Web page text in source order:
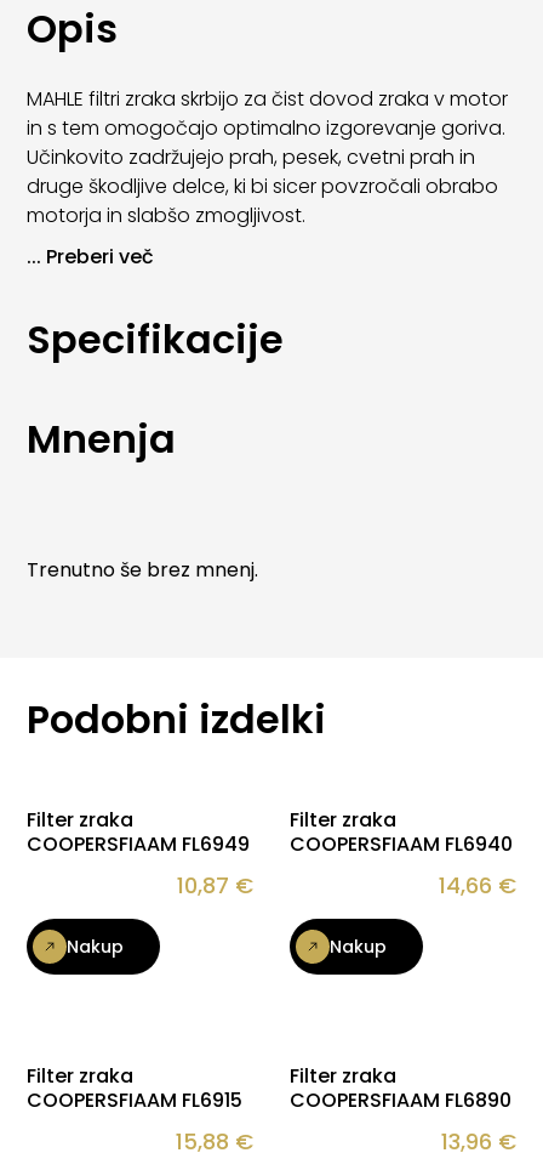
Opis
MAHLE filtri zraka skrbijo za čist dovod zraka v motor
in s tem omogočajo optimalno izgorevanje goriva.
Učinkovito zadržujejo prah, pesek, cvetni prah in
druge škodljive delce, ki bi sicer povzročali obrabo
motorja in slabšo zmogljivost.
Z uporabo MAHLE zračnih filtrov se izboljša odziv
življenjska doba motorja. Filtri so izdelani po OE
specifikacijah in zagotavljajo natančno prileganje
... Preberi več
Specifikacije
Mnenja
Trenutno še brez mnenj.
Podobni izdelki
Filter zraka
COOPERSFIAAM FL6949
10,87 €
Nakup
Filter zraka
COOPERSFIAAM FL6940
14,66 €
Nakup
Filter zraka
COOPERSFIAAM FL6915
15,88 €
Filter zraka
COOPERSFIAAM FL6890
13,96 €